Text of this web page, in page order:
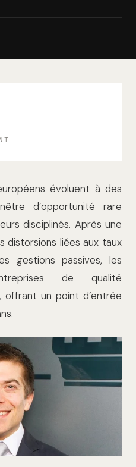
évoluent à des
d’opportunité rare
disciplinés. Après une
distorsions liées aux taux
gestions passives, les
de qualité
un point d’entrée